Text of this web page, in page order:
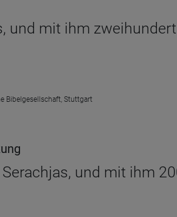
und mit ihm
Bibelgesellschaft, Stuttgart
und mit ihm